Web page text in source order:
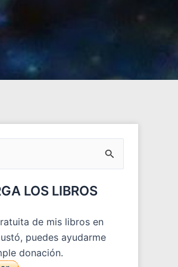
LOS LIBROS
de mis libros en
puedes ayudarme
donación.